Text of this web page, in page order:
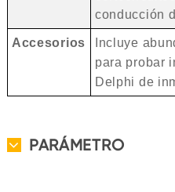
conducción
Accesorios
Incluye
para probar
Delphi de
PARÁMETRO